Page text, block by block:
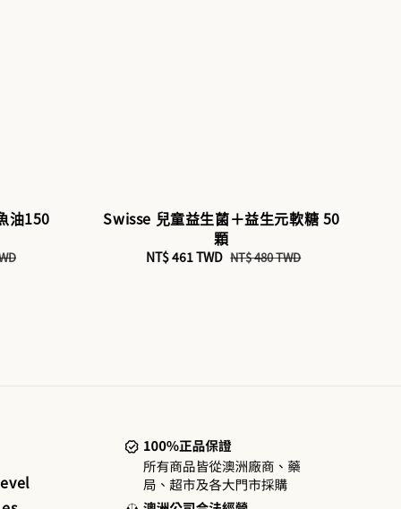
油150
Swisse 兒童益生菌＋益生元軟糖 50
顆
Sale
NT$ 461 TWD Regular
NT$ 480 TWD